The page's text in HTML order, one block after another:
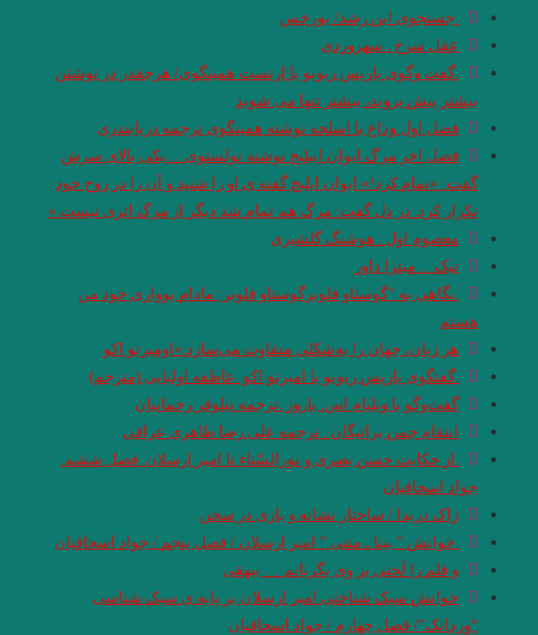
.جستجوی ابن رشد/ بورخس
عقل سرخ . سهروردی
.گفت وگوی پاریس ریویو با ارنست همینگوی/ هرچقدر در نوشتن
بیشتر پیش بروید، بیشتر تنها می شوید
فصل اول وداع با اسلحه نوشته همینگوی ترجمه دریابندری
فصل اخر مرگ ایوان اییلیج نوشته تولستوی …یکی بالای سرش
گفت: «تمام کرد!» ایوان ایلیچ گفته ی او را شنید و آن را در روح خود
تکرار کرد. در دل گفت: مرگ هم تمام شد دیگر از مرگ اثری نیست.»
معصوم اول . هوشنگ گلشیری
تیک… میترا داور
.نگاهی به “گوستاو فلوبرگوستاو فلوبر: مادام بوواری خود من
هستم
هر زبان، جهان را به‌شکلی متفاوت می‌سازد.»اومبرتو اکو
.گفتگوی پاریس ریویو با امبرتو اکو .عاطفه اولیایی (مترجم)
گفت‌وگو با ویلیام اس. باروز .ترجمه نیلوفر رحمانیان
انتقام چمن براتیگان . ترجمه علی رضا طاهری عراقی
.از حکایت حسن بصری و نورالسّناء تا امیر ارسلان. فصل ششم.
جواد اسحاقیان
ژاک دریدا / ساختار نشانه و بازی در سخن
.خوانش ” بینا ـ متنی ” امیر ارسلان / فصل پنجم / جواد اسحاقیان
و قلم را لَختی بر وی بگریانم … بیهقی
خوانش سبک شناختی امیر ارسلان بر پایه ی سبک شناسی
“وِردانک”/ فصل چهارم / جواد اسحاقیان